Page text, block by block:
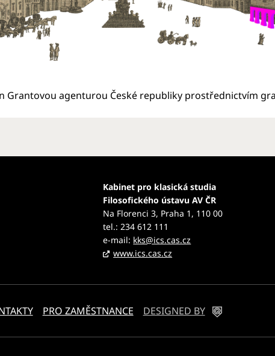
Grantovou agenturou České republiky prostřednictvím
Kabinet pro klasická studia
Filosofického ústavu AV ČR
Na Florenci 3, Praha 1, 110 00
tel.: 234 612 111
e-mail: kks@ics.cas.cz
www.ics.cas.cz
PRO ZAMĚSTNANCE DESIGNED BY